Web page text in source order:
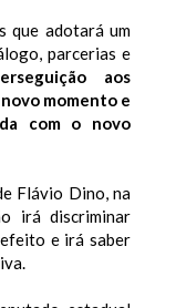
que adotará um
parcerias e
aos
momento e
com o novo
Flávio Dino, na
irá discriminar
e irá saber